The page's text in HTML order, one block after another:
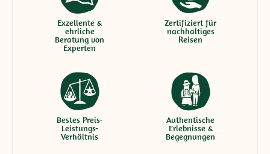
Exzellente &
ehrliche
Beratung von
Experten
Zertifiziert für
nachhaltiges
Reisen
Bestes Preis-
Leistungs-
Verhältnis
Authentische
Erlebnisse &
Begegnungen